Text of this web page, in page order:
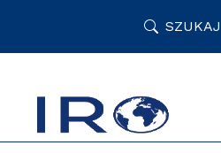
SZUKAJ